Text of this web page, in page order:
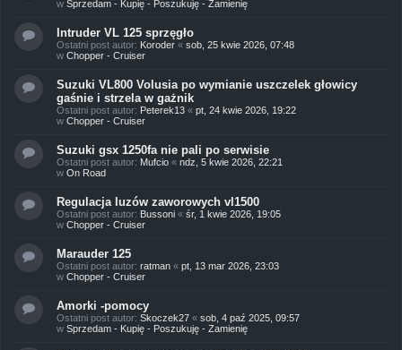
w Sprzedam - Kupię - Poszukuję - Zamienię
Intruder VL 125 sprzęgło
Ostatni post autor: Koroder « sob, 25 kwie 2026, 07:48
w Chopper - Cruiser
Suzuki VL800 Volusia po wymianie uszczelek głowicy
gaśnie i strzela w gażnik
Ostatni post autor: Peterek13 « pt, 24 kwie 2026, 19:22
w Chopper - Cruiser
Suzuki gsx 1250fa nie pali po serwisie
Ostatni post autor: Mufcio « ndz, 5 kwie 2026, 22:21
w On Road
Regulacja luzów zaworowych vl1500
Ostatni post autor: Bussoni « śr, 1 kwie 2026, 19:05
w Chopper - Cruiser
Marauder 125
Ostatni post autor: ratman « pt, 13 mar 2026, 23:03
w Chopper - Cruiser
Amorki -pomocy
Ostatni post autor: Skoczek27 « sob, 4 paź 2025, 09:57
w Sprzedam - Kupię - Poszukuję - Zamienię